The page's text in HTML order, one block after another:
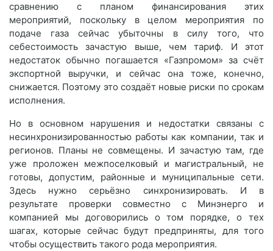
сравнению с планом финансирования этих
мероприятий, поскольку в целом мероприятия по
подаче газа сейчас убыточны в силу того, что
себестоимость зачастую выше, чем тариф. И этот
недостаток обычно погашается «Газпромом» за счёт
экспортной выручки, и сейчас она тоже, конечно,
снижается. Поэтому это создаёт новые риски по срокам
исполнения.
Но в основном нарушения и недостатки связаны с
несинхронизированностью работы как компании, так и
регионов. Планы не совмещены. И зачастую там, где
уже проложен межпоселковый и магистральный, не
готовы, допустим, районные и муниципальные сети.
Здесь нужно серьёзно синхронизировать. И в
результате проверки совместно с Минэнерго и
компанией мы договорились о том порядке, о тех
шагах, которые сейчас будут предприняты, для того
чтобы осуществить такого рода мероприятия.